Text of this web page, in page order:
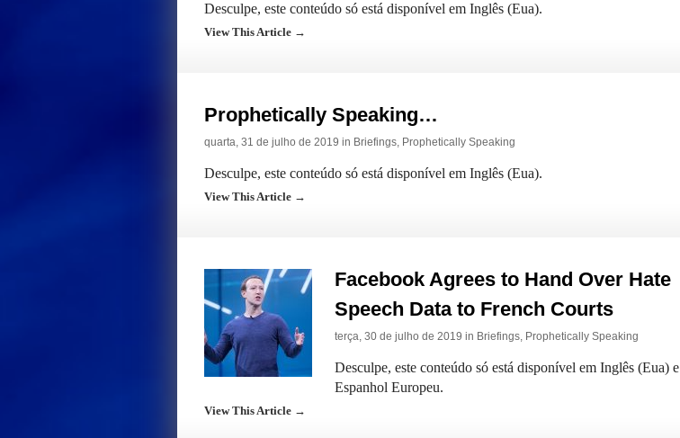
Desculpe, este conteúdo só está disponível em Inglês (Eua).
View This Article →
Prophetically Speaking…
quarta, 31 de julho de 2019 in Briefings, Prophetically Speaking
Desculpe, este conteúdo só está disponível em Inglês (Eua).
View This Article →
Facebook Agrees to Hand Over Hate
Speech Data to French Courts
terça, 30 de julho de 2019 in Briefings, Prophetically Speaking
Desculpe, este conteúdo só está disponível em Inglês (Eua) e
Espanhol Europeu.
View This Article →